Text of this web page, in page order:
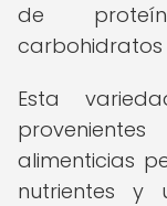
de
carbohidratos
Esta
alimenticias
nutrientes